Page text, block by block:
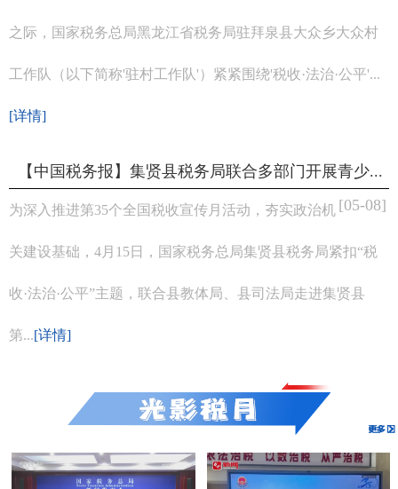
之际，国家税务总局黑龙江省税务局驻拜泉县大众乡大众村
工作队（以下简称'驻村工作队'）紧紧围绕'税收·法治·公平'...
[详情]
【中国税务报】集贤县税务局联合多部门开展青少...
[05-08]
为深入推进第35个全国税收宣传月活动，夯实政治机
关建设基础，4月15日，国家税务总局集贤县税务局紧扣“税
收·法治·公平”主题，联合县教体局、县司法局走进集贤县
第...[详情]